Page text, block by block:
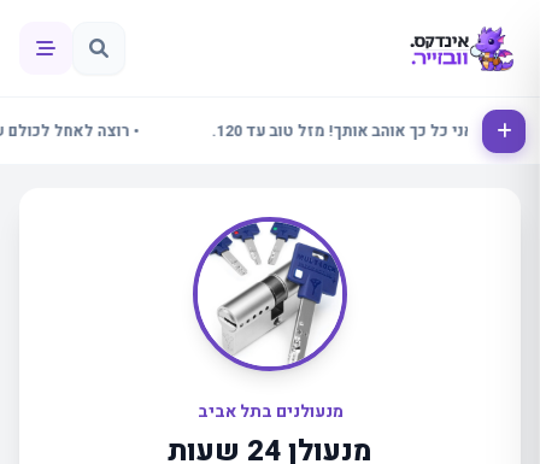
אני כל כך אוהב אותך! מזל טוב עד 120. • רוצה לאחל לכולם
מנעולנים בתל אביב
מנעולן 24 שעות